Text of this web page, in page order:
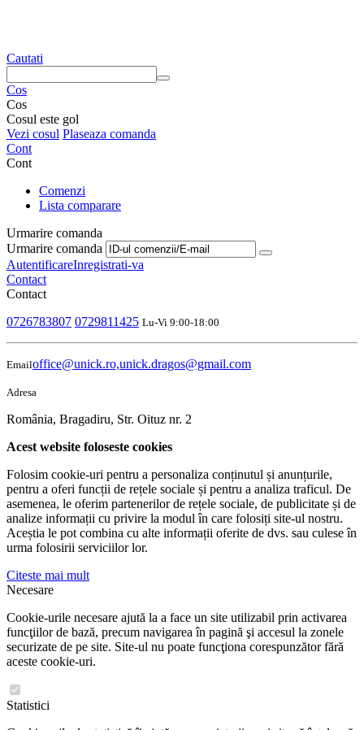
Cautati
Cos
Cos
Cosul este gol
Vezi cosul Plaseaza comanda
Cont
Cont
Comenzi
Lista comparare
Urmarire comanda
Urmarire comanda
AutentificareInregistrati-va
Contact
Contact
0726783807 0729811425 Lu-Vi 9:00-18:00
Emailoffice@unick.ro,unick.dragos@gmail.com
Adresa
România, Bragadiru, Str. Oituz nr. 2
Acest website foloseste cookies
Folosim cookie-uri pentru a personaliza conținutul și anunțurile,
pentru a oferi funcții de rețele sociale și pentru a analiza traficul. De
asemenea, le oferim partenerilor de rețele sociale, de publicitate și de
analize informații cu privire la modul în care folosiți site-ul nostru.
Aceștia le pot combina cu alte informații oferite de dvs. sau culese în
urma folosirii serviciilor lor.
Citeste mai mult
Necesare
Cookie-urile necesare ajută la a face un site utilizabil prin activarea
funcţiilor de bază, precum navigarea în pagină şi accesul la zonele
securizate de pe site. Site-ul nu poate funcţiona corespunzător fără
aceste cookie-uri.
Statistici